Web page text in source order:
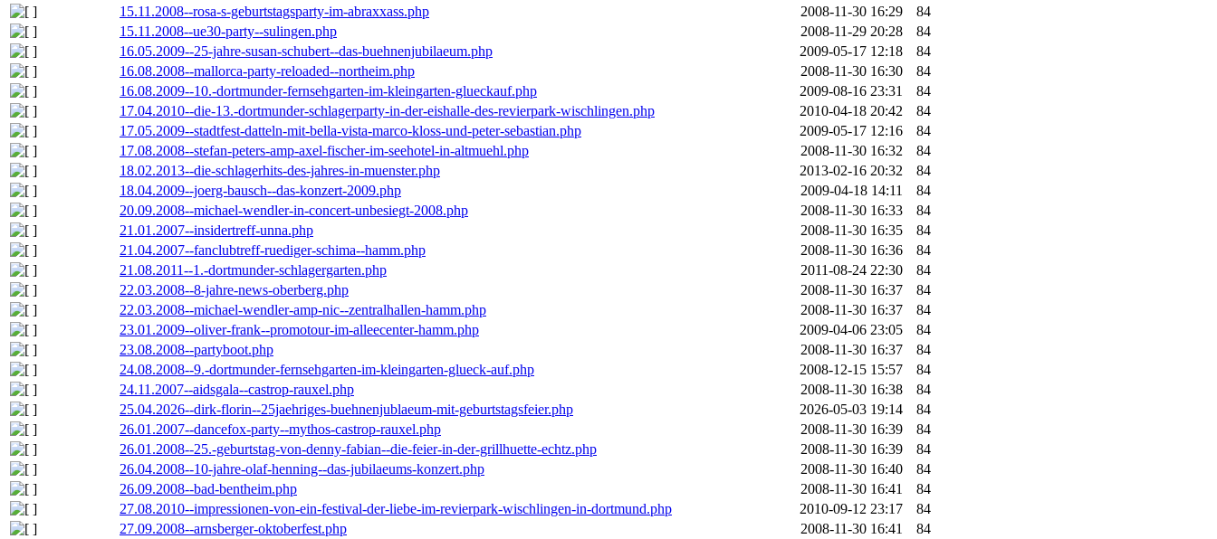
15.11.2008--rosa-s-geburtstagsparty-im-abraxxass.php
2008-11-30 16:29
84
15.11.2008--ue30-party--sulingen.php
2008-11-29 20:28
84
16.05.2009--25-jahre-susan-schubert--das-buehnenjubilaeum.php
2009-05-17 12:18
84
16.08.2008--mallorca-party-reloaded--northeim.php
2008-11-30 16:30
84
16.08.2009--10.-dortmunder-fernsehgarten-im-kleingarten-glueckauf.php
2009-08-16 23:31
84
17.04.2010--die-13.-dortmunder-schlagerparty-in-der-eishalle-des-revierpark-wischlingen.php
2010-04-18 20:42
84
17.05.2009--stadtfest-datteln-mit-bella-vista-marco-kloss-und-peter-sebastian.php
2009-05-17 12:16
84
17.08.2008--stefan-peters-amp-axel-fischer-im-seehotel-in-altmuehl.php
2008-11-30 16:32
84
18.02.2013--die-schlagerhits-des-jahres-in-muenster.php
2013-02-16 20:32
84
18.04.2009--joerg-bausch--das-konzert-2009.php
2009-04-18 14:11
84
20.09.2008--michael-wendler-in-concert-unbesiegt-2008.php
2008-11-30 16:33
84
21.01.2007--insidertreff-unna.php
2008-11-30 16:35
84
21.04.2007--fanclubtreff-ruediger-schima--hamm.php
2008-11-30 16:36
84
21.08.2011--1.-dortmunder-schlagergarten.php
2011-08-24 22:30
84
22.03.2008--8-jahre-news-oberberg.php
2008-11-30 16:37
84
22.03.2008--michael-wendler-amp-nic--zentralhallen-hamm.php
2008-11-30 16:37
84
23.01.2009--oliver-frank--promotour-im-alleecenter-hamm.php
2009-04-06 23:05
84
23.08.2008--partyboot.php
2008-11-30 16:37
84
24.08.2008--9.-dortmunder-fernsehgarten-im-kleingarten-glueck-auf.php
2008-12-15 15:57
84
24.11.2007--aidsgala--castrop-rauxel.php
2008-11-30 16:38
84
25.04.2026--dirk-florin--25jaehriges-buehnenjublaeum-mit-geburtstagsfeier.php
2026-05-03 19:14
84
26.01.2007--dancefox-party--mythos-castrop-rauxel.php
2008-11-30 16:39
84
26.01.2008--25.-geburtstag-von-denny-fabian--die-feier-in-der-grillhuette-echtz.php
2008-11-30 16:39
84
26.04.2008--10-jahre-olaf-henning--das-jubilaeums-konzert.php
2008-11-30 16:40
84
26.09.2008--bad-bentheim.php
2008-11-30 16:41
84
27.08.2010--impressionen-von-ein-festival-der-liebe-im-revierpark-wischlingen-in-dortmund.php
2010-09-12 23:17
84
27.09.2008--arnsberger-oktoberfest.php
2008-11-30 16:41
84